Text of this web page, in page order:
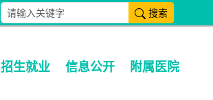
招生就业 信息公开 附属医院
搜索